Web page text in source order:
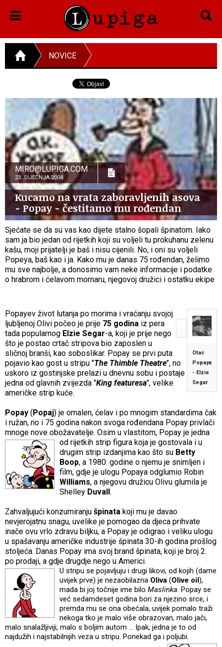
NOVICE
MIRO@LUPIGA.COM
23. SIJEČNJA 2004.
Kucamo na vrata zaboravljenih asova
- Popay - čestitamo mu rođendan
Sjećate se da su vas kao dijete stalno šopali špinatom. Iako
sam ja bio jedan od rijetkih koji su voljeli tu prokuhanu zelenu
kašu, moji prijatelji je baš i nisu cijenili. No, i oni su voljeli
Popeya, baš kao i ja. Kako mu je danas 75 rođendan, želimo
mu sve najbolje, a donosimo vam neke informacije i podatke
o hrabrom i ćelavom mornaru, njegovoj družici i ostatku ekipe
Otac
Popaya
- Elzie
Segar
Popayev život lutanja po morima i vraćanju svojoj
ljubljenoj Olivi počeo je prije 75 godina iz pera
tada popularnog Elzie Segar-a, koji je prije nego
što je postao crtač stripova bio zaposlen u
sličnoj branši, kao soboslikar. Popay se prvi puta
pojavio kao gost u stripu "The Thimble Theatre", no
uskoro iz gostinjske prelazi u dnevnu sobu i postaje
jedna od glavnih zvijezda "King featuresa", velike
američke strip kuće.
Popay (Popaj) je omalen, ćelav i po mnogim standardima čak
i ružan, no i 75 godina nakon svoga rođendana Popay privlači
mnoge nove obožavatelje. Osim u vlastitom, Popay je jedna
od rijetkih strip figura koja je gostovala i u
drugim strip izdanjima kao što su Betty
Boop, a 1980. godine o njemu je snimljen i
film, gdje je ulogu Popaya odglumio Robin
Williams, a njegovu družicu Olivu glumila je
Shelley Duvall.
Zahvaljujući konzumiranju špinata koji mu je davao
nevjerojatnu snagu, uvelike je pomogao da djeca prihvate
inače ovu vrlo zdravu biljku, a Popay je odigrao i veliku ulogu
u spašavanju američke industrije špinata 30-ih godina prošlog
stoljeća. Danas Popay ima svoj brand špinata, koji je broj 2.
po prodaji, a gdje drugdje nego u Americi.
U stripu se pojavljuju i drugi likovi, od kojih (dame
uvijek prve) je nezaobilazna Oliva (Olive oil),
mada bi joj točnije ime bilo Maslinka. Popay se
već sedamdeset godina bori za njezino srce, i
premda mu se ona obećala, uvijek pomalo traži
nekoga tko je malo više obrazovan, malo jači,
malo snalažljiviji, malo s boljim autom ... Ipak, jedna je to od
najdužih i najstabilnijih veza u stripu. Ponekad ga i poljubi.